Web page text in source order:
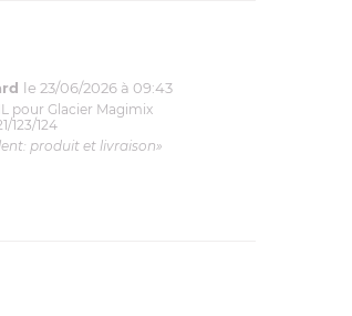
le 23/06/2026 à 09:43
pour Glacier Magimix
123/124
produit et livraison»